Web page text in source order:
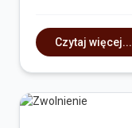
Czytaj więcej...